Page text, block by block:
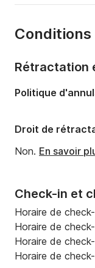
Nombre de
Nombre de
Tirant d'eau:
Puissance
Conditions
Check-in et
Horaire de
Horaire de
Horaire de
Horaire de
Rétractation
Politique
Droit de
Non. En savoir